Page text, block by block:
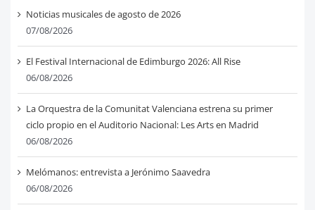
Noticias musicales de agosto de 2026
07/08/2026
El Festival Internacional de Edimburgo 2026: All Rise
06/08/2026
La Orquestra de la Comunitat Valenciana estrena su primer
ciclo propio en el Auditorio Nacional: Les Arts en Madrid
06/08/2026
Melómanos: entrevista a Jerónimo Saavedra
06/08/2026